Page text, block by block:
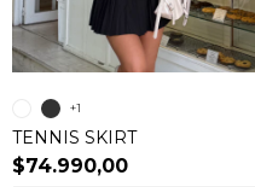
TENNIS SKIRT
$74.990,00
+1